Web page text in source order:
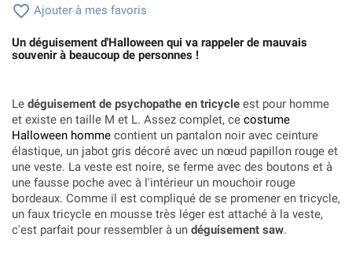
 Ajouter à mes favoris
Un déguisement d'Halloween qui va rappeler de mauvais
souvenir à beaucoup de personnes !
Le déguisement de psychopathe en tricycle est pour homme
et existe en taille M et L. Assez complet, ce costume
Halloween homme contient un pantalon noir avec ceinture
élastique, un jabot gris décoré avec un nœud papillon rouge et
une veste. La veste est noire, se ferme avec des boutons et à
une fausse poche avec à l'intérieur un mouchoir rouge
bordeaux. Comme il est compliqué de se promener en tricycle,
un faux tricycle en mousse très léger est attaché à la veste,
c'est parfait pour ressembler à un déguisement saw.